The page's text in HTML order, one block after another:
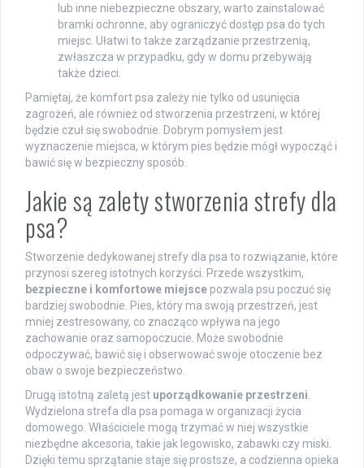
lub inne niebezpieczne obszary, warto zainstalować
bramki ochronne, aby ograniczyć dostęp psa do tych
miejsc. Ułatwi to także zarządzanie przestrzenią,
zwłaszcza w przypadku, gdy w domu przebywają
także dzieci.
Pamiętaj, że komfort psa zależy nie tylko od usunięcia
zagrożeń, ale również od stworzenia przestrzeni, w której
będzie czuł się swobodnie. Dobrym pomysłem jest
wyznaczenie miejsca, w którym pies będzie mógł wypocząć i
bawić się w bezpieczny sposób.
Jakie są zalety stworzenia strefy dla
psa?
Stworzenie dedykowanej strefy dla psa to rozwiązanie, które
przynosi szereg istotnych korzyści. Przede wszystkim,
bezpieczne i komfortowe miejsce pozwala psu poczuć się
bardziej swobodnie. Pies, który ma swoją przestrzeń, jest
mniej zestresowany, co znacząco wpływa na jego
zachowanie oraz samopoczucie. Może swobodnie
odpoczywać, bawić się i obserwować swoje otoczenie bez
obaw o swoje bezpieczeństwo.
Drugą istotną zaletą jest uporządkowanie przestrzeni.
Wydzielona strefa dla psa pomaga w organizacji życia
domowego. Właściciele mogą trzymać w niej wszystkie
niezbędne akcesoria, takie jak legowisko, zabawki czy miski.
Dzięki temu sprzątanie staje się prostsze, a codzienna opieka